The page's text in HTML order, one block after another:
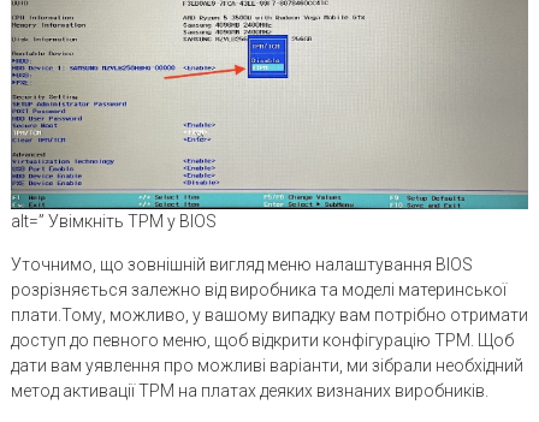
alt=” Увімкніть TPM у BIOS
Уточнимо, що зовнішній вигляд меню налаштування BIOS
розрізняється залежно від виробника та моделі материнської
плати.Тому, можливо, у вашому випадку вам потрібно отримати
доступ до певного меню, щоб відкрити конфігурацію TPM. Щоб
дати вам уявлення про можливі варіанти, ми зібрали необхідний
метод активації TPM на платах деяких визнаних виробників.